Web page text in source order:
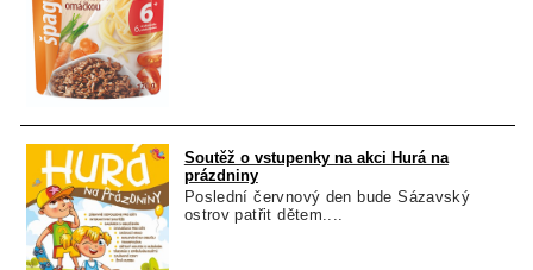
Soutěž o vstupenky na akci Hurá na
prázdniny
Poslední červnový den bude Sázavský
ostrov patřit dětem....